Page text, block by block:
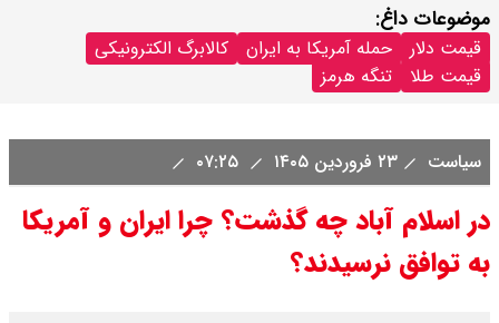
موضوعات داغ:
قیمت دلار حمله آمریکا به ایران
کالابرگ الکترونیکی
قیمت طلا
تنگه هرمز
سیاست ۲۳ فروردین ۱۴۰۵
در اسلام آباد چه گذشت؟ چرا ایران و آمریکا
به توافق نرسیدند؟